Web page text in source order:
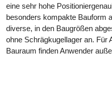
eine sehr hohe
besonders kompakte Bauform
diverse, in den Baugrößen
ohne Schrägkugellager an. Für
Bauraum finden Anwender